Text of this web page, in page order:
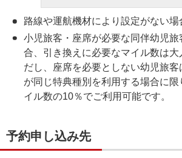
路線や運航機材により設定がない場
小児旅客・座席が必要な同伴幼児
合、引き換えに必要なマイル数は大
だし、座席を必要としない幼児旅客
が同じ特典種別を利用する場合に
イル数の10％でご利用可能です。
予約申し込み先